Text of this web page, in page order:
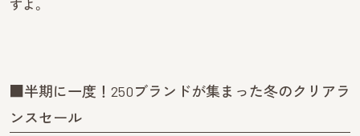
すよ。
■半期に一度！250ブランドが集まった冬のクリアラ
ンスセール